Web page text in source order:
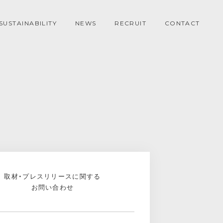
SUSTAINABILITY NEWS RECRUIT CONTACT
取材・プレスリリースに関する
お問い合わせ